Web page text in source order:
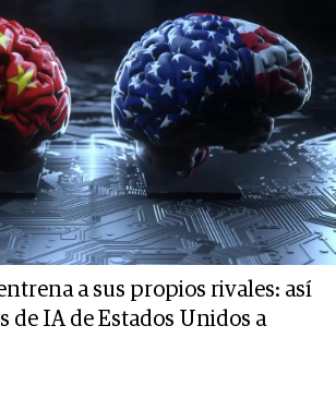
a sus propios rivales: así
de IA de Estados Unidos a